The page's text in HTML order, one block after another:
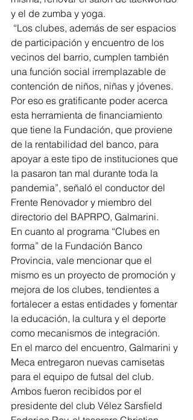
y el de zumba y yoga.
de participación y encuentro de los
vecinos del barrio, cumplen también
una función social irremplazable de
contención de niños, niñas y jóvenes.
Por eso es gratificante poder acerca
esta herramienta de financiamiento
que tiene la Fundación, que proviene
de la rentabilidad del banco, para
apoyar a este tipo de instituciones que
la pasaron tan mal durante toda la
pandemia”, señaló el conductor del
Frente Renovador y miembro del
directorio del BAPRPO, Galmarini.
En cuanto al programa “Clubes en
forma” de la Fundación Banco
Provincia, vale mencionar que el
mismo es un proyecto de promoción y
mejora de los clubes, tendientes a
fortalecer a estas entidades y fomentar
la educación, la cultura y el deporte
como mecanismos de integración.
En el marco del encuentro, Galmarini y
Meca entregaron nuevas camisetas
para el equipo de futsal del club.
Ambos fueron recibidos por el
presidente del club Vélez Sarsfield